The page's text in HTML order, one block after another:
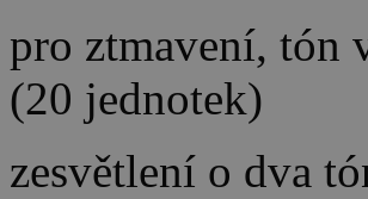
pro ztmavení, tón
(20 jednotek)
zesvětlení o dva